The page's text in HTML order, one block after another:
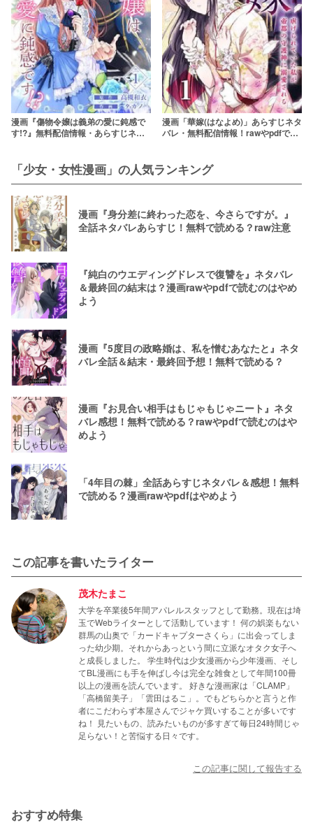
漫画『傷物令嬢は義弟の愛に鈍感で
す!?』無料配信情報・あらすじネタ
漫画「華嫁(はなよめ)」あらすじネタ
バレ・無料配信情報！rawやpdfで読
「少女・女性漫画」の人気ランキング
漫画『身分差に終わった恋を、今さらですが。』
全話ネタバレあらすじ！無料で読める？raw注意
『純白のウエディングドレスで復讐を』ネタバレ
＆最終回の結末は？漫画rawやpdfで読むのはやめ
よう
漫画『5度目の政略婚は、私を憎むあなたと』ネタ
バレ全話＆結末・最終回予想！無料で読める？
漫画『お見合い相手はもじゃもじゃニート』ネタ
バレ感想！無料で読める？rawやpdfで読むのはや
めよう
「4年目の棘」全話あらすじネタバレ＆感想！無料
で読める？漫画rawやpdfはやめよう
この記事を書いたライター
茂木たまこ
大学を卒業後5年間アパレルスタッフとして勤務。現在は埼
玉でWebライターとして活動しています！ 何の娯楽もない
群馬の山奥で「カードキャプターさくら」に出会ってしま
った幼少期。それからあっという間に立派なオタク女子へ
と成長しました。 学生時代は少女漫画から少年漫画、そし
てBL漫画にも手を伸ばし今は完全な雑食として年間100冊
以上の漫画を読んでいます。 好きな漫画家は「CLAMP」
「高橋留美子」「雲田はるこ」。でもどちらかと言うと作
者にこだわらず本屋さんでジャケ買いすることが多いです
ね！ 見たいもの、読みたいものが多すぎて毎日24時間じゃ
足らない！と苦悩する日々です。
この記事に関して報告する
おすすめ特集